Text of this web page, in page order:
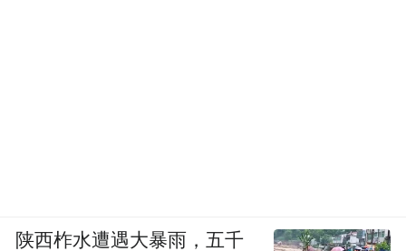
陕西柞水遭遇大暴雨，五千